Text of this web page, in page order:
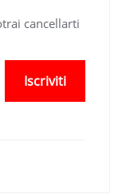
cancellarti
Iscriviti